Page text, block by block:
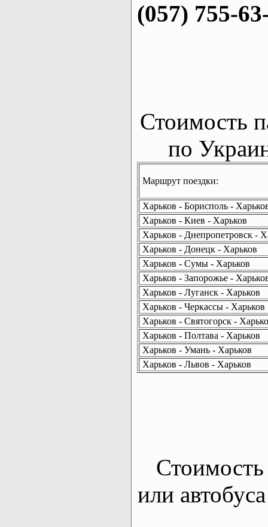
(057) 755-
Стоимость
по
Маршрут поездки:
Харьков - Борисполь -
Харьков - Киев - Харьков
Харьков - Днепропетровск -
Харьков - Донецк - Харьков
Харьков - Сумы - Харьков
Харьков - Запорожье -
Харьков - Луганск - Харьков
Харьков - Черкассы - Харьков
Харьков - Святогорск -
Харьков - Полтава - Харьков
Харьков - Умань - Харьков
Харьков - Львов - Харьков
Стоимость
или